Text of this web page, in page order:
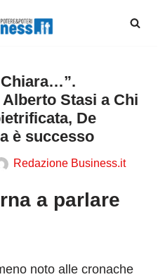
Stasi a Chi
De
è successo
Redazione Business.it
a parlare
noto alle cronache